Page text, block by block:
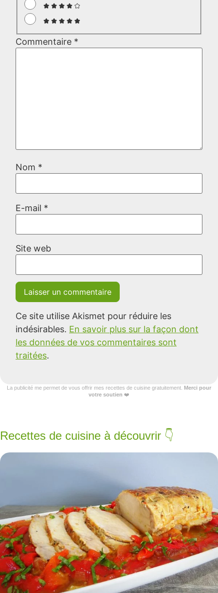
Commentaire *
Nom *
E-mail *
Site web
Ce site utilise Akismet pour réduire les
indésirables. En savoir plus sur la façon dont
les données de vos commentaires sont
traitées.
La publicité me permet de vous offrir mes recettes de cuisine gratuitement.
Merci pour
votre soutien ❤️
Recettes de cuisine à découvrir 👇